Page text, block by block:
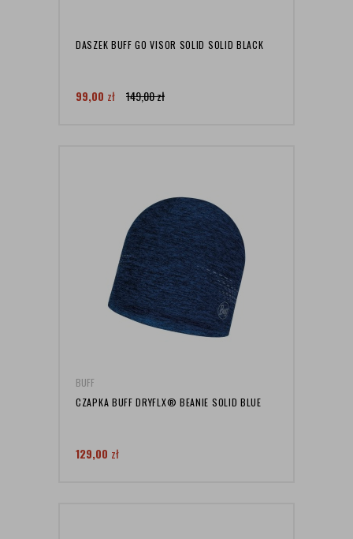
DASZEK BUFF GO VISOR SOLID SOLID BLACK
99,00 zł 149,00zł
BUFF
CZAPKA BUFF DRYFLX® BEANIE SOLID BLUE
129,00 zł